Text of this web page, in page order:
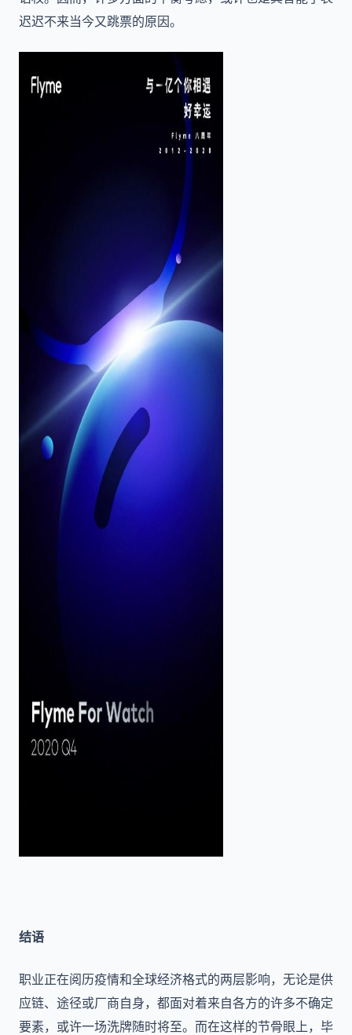
迟迟不来当今又跳票的原因。
结语
职业正在阅历疫情和全球经济格式的两层影响，无论是供
应链、途径或厂商自身，都面对着来自各方的许多不确定
要素，或许一场洗牌随时将至。而在这样的节骨眼上，毕